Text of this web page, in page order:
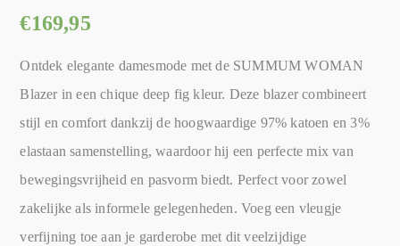
€169,95
Ontdek elegante damesmode met de SUMMUM WOMAN
Blazer in een chique deep fig kleur. Deze blazer combineert
stijl en comfort dankzij de hoogwaardige 97% katoen en 3%
elastaan samenstelling, waardoor hij een perfecte mix van
bewegingsvrijheid en pasvorm biedt. Perfect voor zowel
zakelijke als informele gelegenheden. Voeg een vleugje
verfijning toe aan je garderobe met dit veelzijdige